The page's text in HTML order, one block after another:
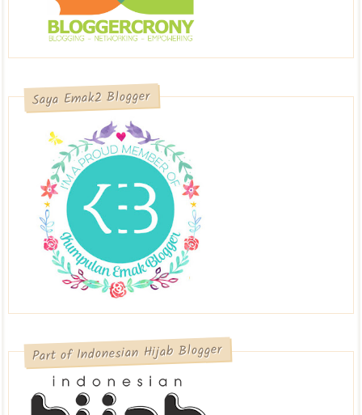
Saya Emak2 Blogger
Part of Indonesian Hijab Blogger